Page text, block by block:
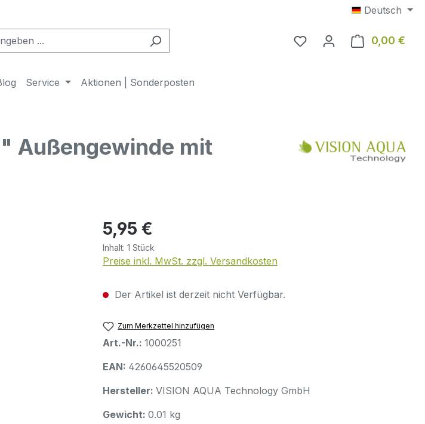
Deutsch
0,00 €
Service Aktionen | Sonderposten
Außengewinde mit
Regulärer Preis:
5,95 €
Inhalt: 1 Stück
Preise inkl. MwSt. zzgl. Versandkosten
Der Artikel ist derzeit nicht Verfügbar.
Zum Merkzettel hinzufügen
Art.-Nr.: 1000251
EAN: 4260645520509
Hersteller: VISION AQUA Technology GmbH
Gewicht: 0.01 kg